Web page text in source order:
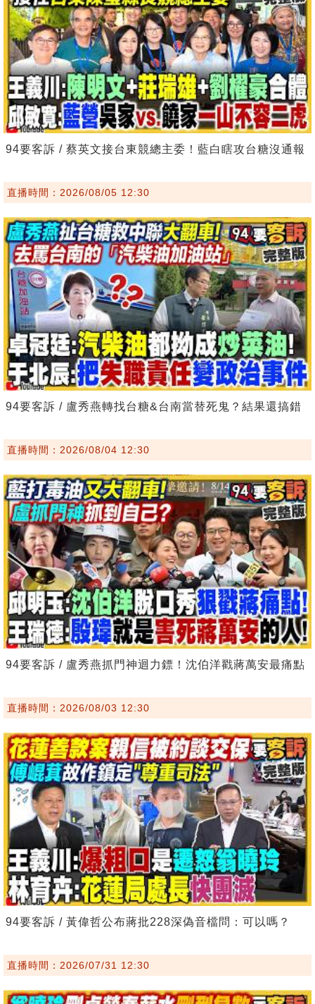
94要客訴 / 蔡英文接台東競總主委！藍白瞎攻台糖沒通報
直播時間：2026/08/05 12:30
94要客訴 / 盧秀燕轉找台糖&台南當替死鬼？結果還搞錯
直播時間：2026/08/04 12:30
94要客訴 / 盧秀燕抓門神迴力鏢！沈伯洋戳蔣萬安最痛點
直播時間：2026/08/03 12:30
94要客訴 / 黃偉哲公布蔣批228深偽音檔問：可以嗎？
直播時間：2026/07/31 12:30